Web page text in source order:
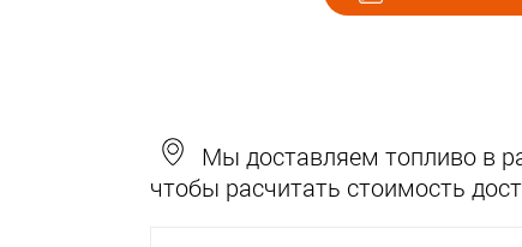
Мы доставляем топливо в
чтобы расчитать стоимость